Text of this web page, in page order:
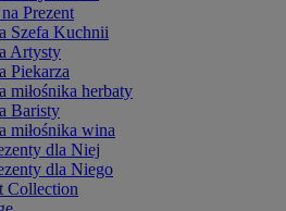
Prezent
Szefa Kuchnii
Artysty
Piekarza
miłośnika herbaty
Baristy
miłośnika wina
dla Niej
dla Niego
Collection